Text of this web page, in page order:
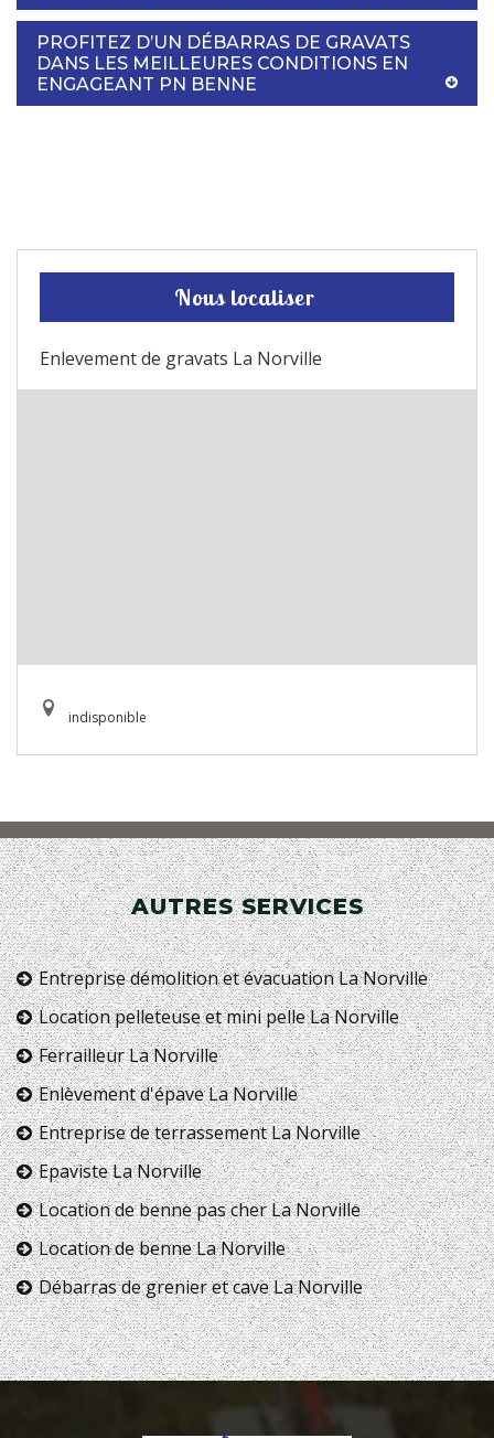
PROFITEZ D’UN DÉBARRAS DE GRAVATS
DANS LES MEILLEURES CONDITIONS EN
ENGAGEANT PN BENNE
Nous localiser
Enlevement de gravats La Norville
indisponible
AUTRES SERVICES
Entreprise démolition et évacuation La Norville
Location pelleteuse et mini pelle La Norville
Ferrailleur La Norville
Enlèvement d'épave La Norville
Entreprise de terrassement La Norville
Epaviste La Norville
Location de benne pas cher La Norville
Location de benne La Norville
Débarras de grenier et cave La Norville